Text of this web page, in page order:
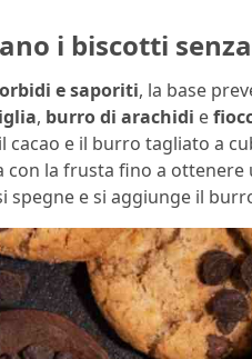
i biscotti
e saporiti, la base
, burro di arachidi e
cacao e il burro tagliato a
con la frusta fino a
spegne e si aggiunge il